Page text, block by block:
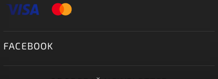
FACEBOOK